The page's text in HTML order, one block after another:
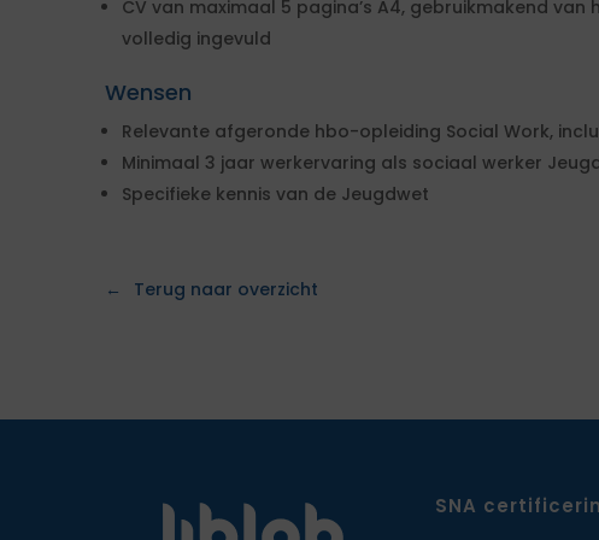
CV van maximaal 5 pagina’s A4, gebruikmakend
volledig ingevuld
Wensen
Relevante afgeronde hbo-opleiding Social Work,
Minimaal 3 jaar werkervaring als sociaal werker
Specifieke kennis van de Jeugdwet
Terug naar overzicht
SNA